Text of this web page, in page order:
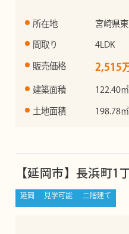
所在地 宮崎県
間取り 4LDK
販売価格 2,515
建築面積 122.40
土地面積 198.78
【延岡市】長浜町1
延岡 見学可能 二階建て